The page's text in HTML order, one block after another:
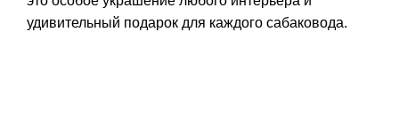
удивительный подарок для каждого сабаковода.